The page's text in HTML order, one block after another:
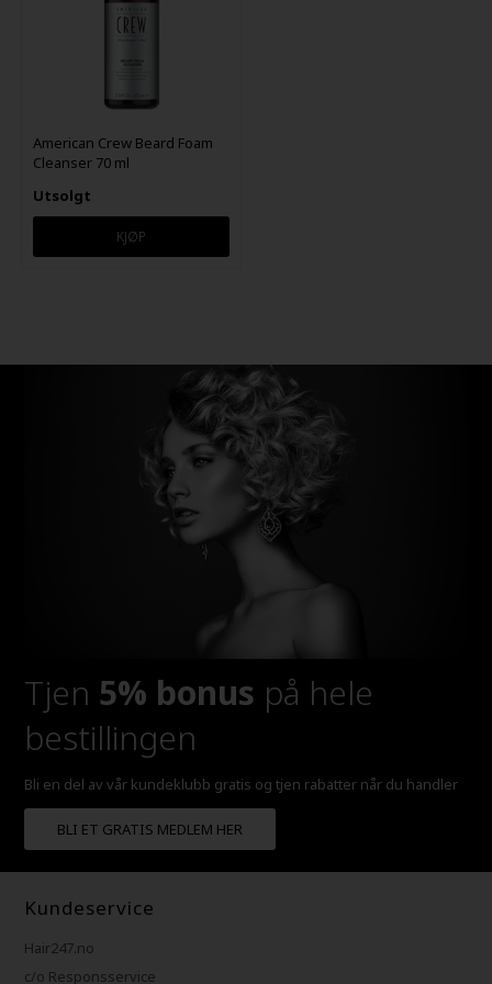
American Crew Beard Foam
Cleanser 70 ml
Utsolgt
Tjen 5% bonus på hele
bestillingen
Bli en del av vår kundeklubb gratis og tjen rabatter når du handler
BLI ET GRATIS MEDLEM HER
Kundeservice
Hair247.no
c/o Responsservice